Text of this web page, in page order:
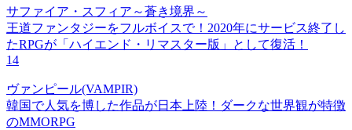
サファイア・スフィア～蒼き境界～
王道ファンタジーをフルボイスで！2020年にサービス終了し
たRPGが「ハイエンド・リマスター版」として復活！
14
ヴァンピール(VAMPIR)
韓国で人気を博した作品が日本上陸！ダークな世界観が特徴
のMMORPG